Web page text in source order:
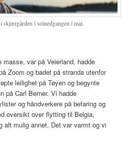
skjærgården i solnedgangen i mai.
var på Veierland, hadde
Zoom og badet på stranda utenfor
leilighet på Tøyen og begynte
på Carl Berner. Vi hadde
og håndverkere på befaring og
oversikt over flytting til Belgia,
alt mulig annet. Det var varmt og vi